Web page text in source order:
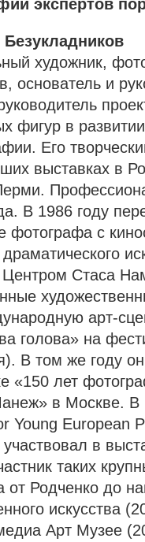
экспертов
художник,
основатель и
фигур в
Его
выставках в
В 1986 году
фотографа с
Стаса
арт-
голова» на
В том же году
«150 лет
в Москве. В
Young European
участвовал в
таких
от Родченко до
искусства
Арт Музее